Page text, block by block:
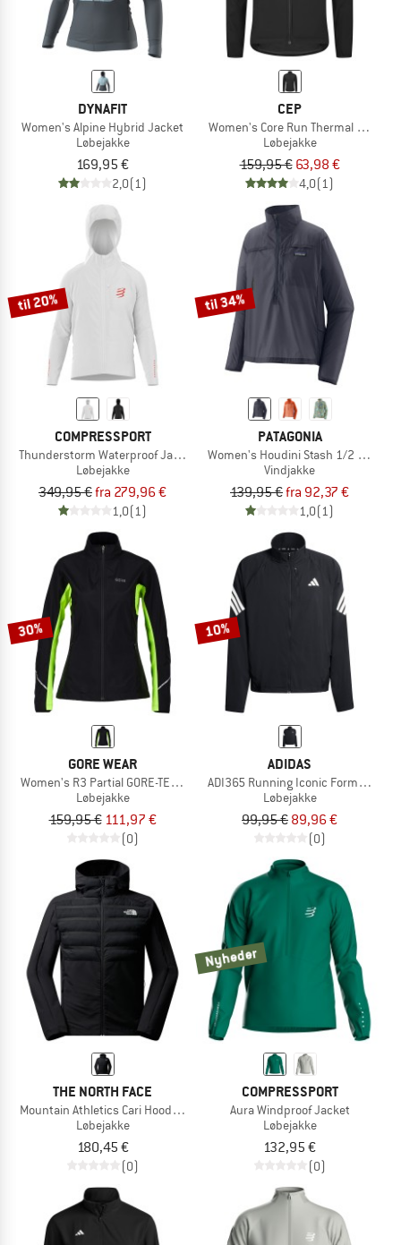
DYNAFIT
Women's Alpine Hybrid Jacket
Løbejakke
169,95 €
2,0(1)
CEP
Women's Core Run Thermal Hybrid
Løbejakke
159,95 € 63,98 €
4,0(1)
til 20%
COMPRESSPORT
Thunderstorm Waterproof Jacket
Løbejakke
349,95 €fra 279,96 €
1,0(1)
til 34%
PATAGONIA
Women's Houdini Stash 1/2 Zip P/O
Vindjakke
139,95 €fra 92,37 €
1,0(1)
30%
GORE WEAR
Women's R3 Partial GORE-TEX Infinium Jacket
Løbejakke
159,95 € 111,97 €
(0)
10%
ADIDAS
ADI365 Running Iconic Formotion
Løbejakke
99,95 € 89,96 €
(0)
THE NORTH FACE
Mountain Athletics Cari Hooded Jacket
Løbejakke
180,45 €
(0)
Nyheder
COMPRESSPORT
Aura Windproof Jacket
Løbejakke
132,95 €
(0)